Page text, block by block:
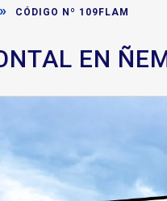
» CÓDIGO Nº 109FLAM
EN